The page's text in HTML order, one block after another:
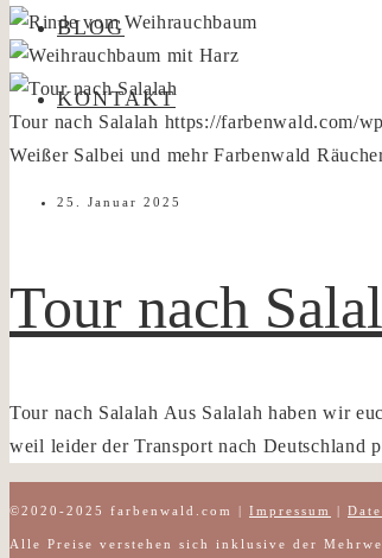
BLOG
KONTAKT
Tour nach Salalah https://farbenwald.com/
Weißer Salbei und mehr Farbenwald
25. Januar 2025
Tour nach
Tour nach Salalah Aus Salalah haben wir
weil leider der Transport nach Deutschland
©2020-2025 farbenwald.com | Impressum |
Alle Preise verstehen sich inklusive der